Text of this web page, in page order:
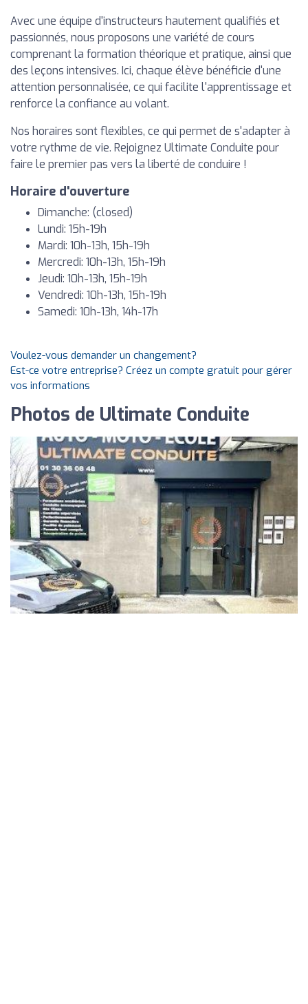
Avec une équipe d'instructeurs hautement qualifiés et
passionnés, nous proposons une variété de cours
comprenant la formation théorique et pratique, ainsi que
des leçons intensives. Ici, chaque élève bénéficie d'une
attention personnalisée, ce qui facilite l'apprentissage et
renforce la confiance au volant.
Nos horaires sont flexibles, ce qui permet de s'adapter à
votre rythme de vie. Rejoignez Ultimate Conduite pour
faire le premier pas vers la liberté de conduire !
Horaire d'ouverture
Dimanche: (closed)
Lundi: 15h-19h
Mardi: 10h-13h, 15h-19h
Mercredi: 10h-13h, 15h-19h
Jeudi: 10h-13h, 15h-19h
Vendredi: 10h-13h, 15h-19h
Samedi: 10h-13h, 14h-17h
Voulez-vous demander un changement?
Est-ce votre entreprise? Créez un compte gratuit pour gérer
vos informations
Photos de Ultimate Conduite